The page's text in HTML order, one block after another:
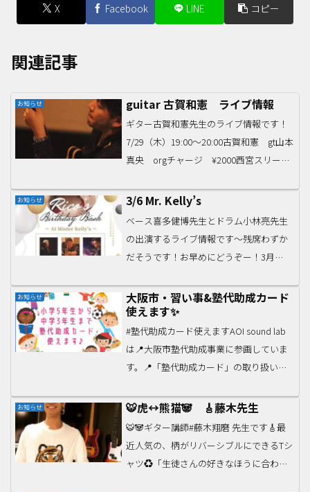
X Facebook LINE コピー
関連記事
お知らせ guitar 古賀和憲 ライブ情報
ギター古賀和憲先生のライブ情報です！
7/29（木）19:00〜20:00古賀和憲 gt山本
真央 orgチャージ ¥2000西宮スリーコ
ル地下ギターとオルガンのDUO！！ぜひ
ご来場ください♪
お知らせ 3/6 Mr. Kelly’s
ベース喜多健博先生とドラム小林亮先生
の出演するライブ情報です〜残席わずか
だそうです！お早めにどうぞー！3月
BASH♫”Open: 18:00Start: 19:30&21:...
お知らせ
大阪市・習い事&塾代助成カード
使えます✨
#塾代助成カード使えますAOI sound lab
は📍大阪市塾代助成事業に参画していま
す。📍「塾代助成カード」の取り扱いを
の参画事業者として登録しています。つ
まり…大阪市在住の小学校5年生〜中学校
3年生...
お知らせ 🐯虎↔︎熊猫🐼 🎸藤木先生
🐯🐼ギター講師#藤木翔磨 先生です🎸最
近人気の、柄がリバーシブルにできるTシ
ャツ♻️「生徒さんの好きなほうに合わせ